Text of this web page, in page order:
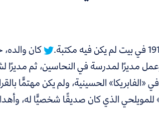
كان
مديرًا لمدرسة في النحاسين، ثم
«الفابريكا» الحسينية، ولم يكن مهتمًّا
الذي كان صديقًا شخصيًّا له،